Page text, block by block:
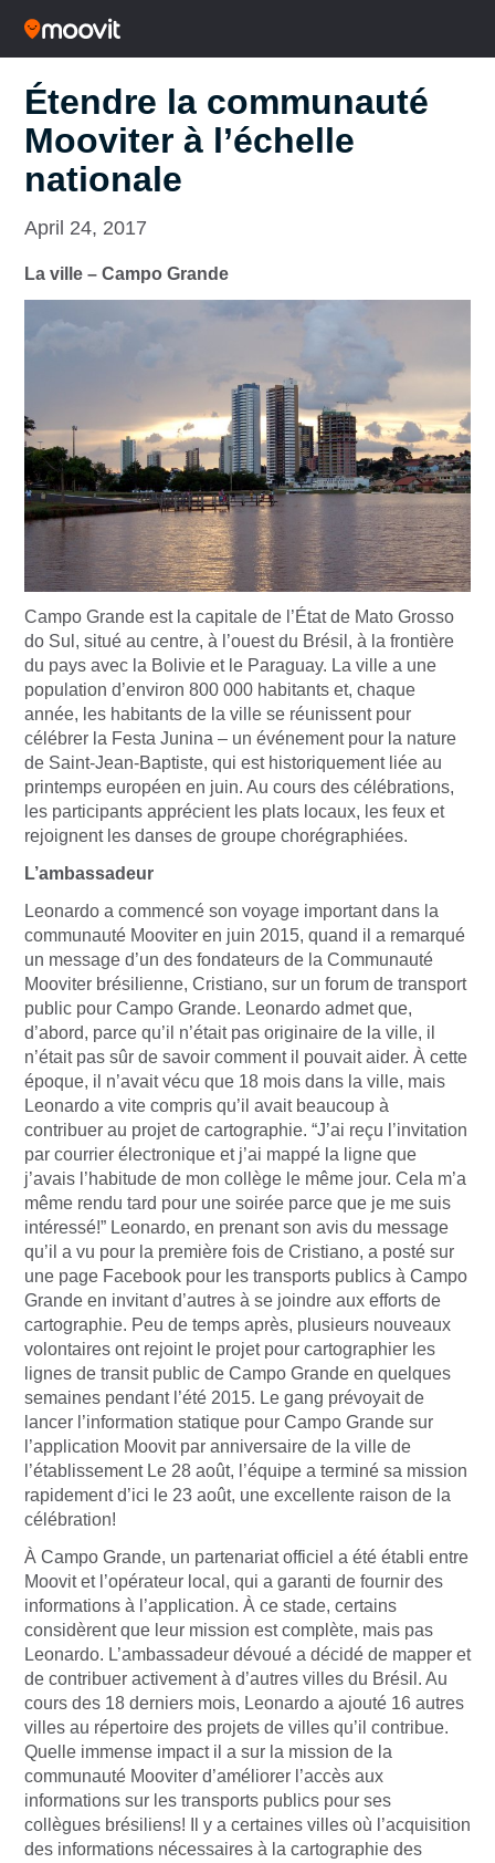
Étendre la communauté
Mooviter à l’échelle
nationale
April 24, 2017
La ville – Campo Grande
Campo Grande est la capitale de l’État de Mato Grosso
do Sul, situé au centre, à l’ouest du Brésil, à la frontière
du pays avec la Bolivie et le Paraguay. La ville a une
population d’environ 800 000 habitants et, chaque
année, les habitants de la ville se réunissent pour
célébrer la Festa Junina – un événement pour la nature
de Saint-Jean-Baptiste, qui est historiquement liée au
printemps européen en juin. Au cours des célébrations,
les participants apprécient les plats locaux, les feux et
rejoignent les danses de groupe chorégraphiées.
L’ambassadeur
Leonardo a commencé son voyage important dans la
communauté Mooviter en juin 2015, quand il a remarqué
un message d’un des fondateurs de la Communauté
Mooviter brésilienne, Cristiano, sur un forum de transport
public pour Campo Grande. Leonardo admet que,
d’abord, parce qu’il n’était pas originaire de la ville, il
n’était pas sûr de savoir comment il pouvait aider. À cette
époque, il n’avait vécu que 18 mois dans la ville, mais
Leonardo a vite compris qu’il avait beaucoup à
contribuer au projet de cartographie. “J’ai reçu l’invitation
par courrier électronique et j’ai mappé la ligne que
j’avais l’habitude de mon collège le même jour. Cela m’a
même rendu tard pour une soirée parce que je me suis
intéressé!” Leonardo, en prenant son avis du message
qu’il a vu pour la première fois de Cristiano, a posté sur
une page Facebook pour les transports publics à Campo
Grande en invitant d’autres à se joindre aux efforts de
cartographie. Peu de temps après, plusieurs nouveaux
volontaires ont rejoint le projet pour cartographier les
lignes de transit public de Campo Grande en quelques
semaines pendant l’été 2015. Le gang prévoyait de
lancer l’information statique pour Campo Grande sur
l’application Moovit par anniversaire de la ville de
l’établissement Le 28 août, l’équipe a terminé sa mission
rapidement d’ici le 23 août, une excellente raison de la
célébration!
À Campo Grande, un partenariat officiel a été établi entre
Moovit et l’opérateur local, qui a garanti de fournir des
informations à l’application. À ce stade, certains
considèrent que leur mission est complète, mais pas
Leonardo. L’ambassadeur dévoué a décidé de mapper et
de contribuer activement à d’autres villes du Brésil. Au
cours des 18 derniers mois, Leonardo a ajouté 16 autres
villes au répertoire des projets de villes qu’il contribue.
Quelle immense impact il a sur la mission de la
communauté Mooviter d’améliorer l’accès aux
informations sur les transports publics pour ses
collègues brésiliens! Il y a certaines villes où l’acquisition
des informations nécessaires à la cartographie des